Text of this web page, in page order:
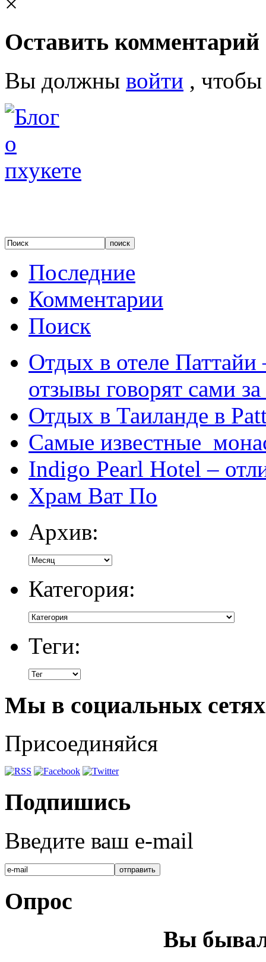
Оставить комментарий
Вы должны войти ,
Последние
Комментарии
Поиск
Отдых в отеле
отзывы говорят сами за
Отдых в Таиланде в
Самые известные
Indigo Pearl Hotel –
Храм Ват По
Архив:
Категория:
Теги:
Мы в социальных сетях
Присоединяйся
Подпишись
Введите ваш e-mail
Опрос
Вы